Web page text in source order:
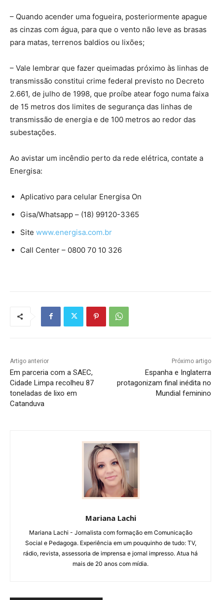
– Quando acender uma fogueira, posteriormente apague
as cinzas com água, para que o vento não leve as brasas
para matas, terrenos baldios ou lixões;
– Vale lembrar que fazer queimadas próximo às linhas de
transmissão constitui crime federal previsto no Decreto
2.661, de julho de 1998, que proíbe atear fogo numa faixa
de 15 metros dos limites de segurança das linhas de
transmissão de energia e de 100 metros ao redor das
subestações.
Ao avistar um incêndio perto da rede elétrica, contate a
Energisa:
Aplicativo para celular Energisa On
Gisa/Whatsapp – (18) 99120-3365
Site www.energisa.com.br
Call Center – 0800 70 10 326
Artigo anterior
Em parceria com a SAEC,
Cidade Limpa recolheu 87
toneladas de lixo em
Catanduva
Próximo artigo
Espanha e Inglaterra
protagonizam final inédita no
Mundial feminino
Mariana Lachi
Mariana Lachi - Jornalista com formação em Comunicação
Social e Pedagoga. Experiência em um pouquinho de tudo: TV,
rádio, revista, assessoria de imprensa e jornal impresso. Atua há
mais de 20 anos com mídia.